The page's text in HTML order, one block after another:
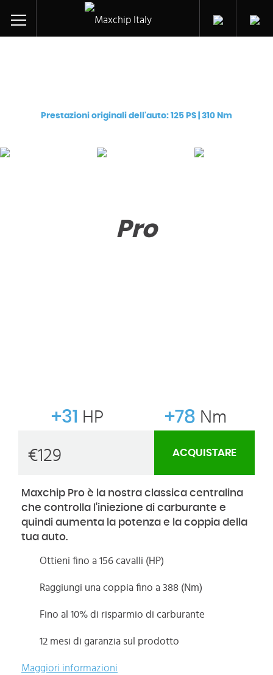
Prestazioni originali dell'auto: 125 PS | 310 Nm
Pro
+31 HP +78 Nm
€129 ACQUISTARE
Maxchip Pro è la nostra classica centralina
che controlla l'iniezione di carburante e
quindi aumenta la potenza e la coppia della
tua auto.
Ottieni fino a 156 cavalli (HP)
Raggiungi una coppia fino a 388 (Nm)
Fino al 10% di risparmio di carburante
12 mesi di garanzia sul prodotto
Maggiori informazioni